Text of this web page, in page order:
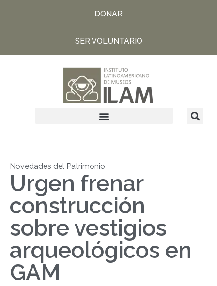
DONAR
SER VOLUNTARIO
Novedades del Patrimonio
Urgen frenar
construcción
sobre vestigios
arqueológicos en
GAM